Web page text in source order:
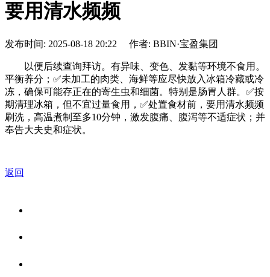
要用清水频频
发布时间: 2025-08-18 20:22 作者: BBIN·宝盈集团
以便后续查询拜访。有异味、变色、发黏等环境不食用。
平衡养分；✅未加工的肉类、海鲜等应尽快放入冰箱冷藏或冷
冻，确保可能存正在的寄生虫和细菌。特别是肠胃人群。✅按
期清理冰箱，但不宜过量食用，✅处置食材前，要用清水频频
刷洗，高温煮制至多10分钟，激发腹痛、腹泻等不适症状；并
奉告大夫史和症状。
返回